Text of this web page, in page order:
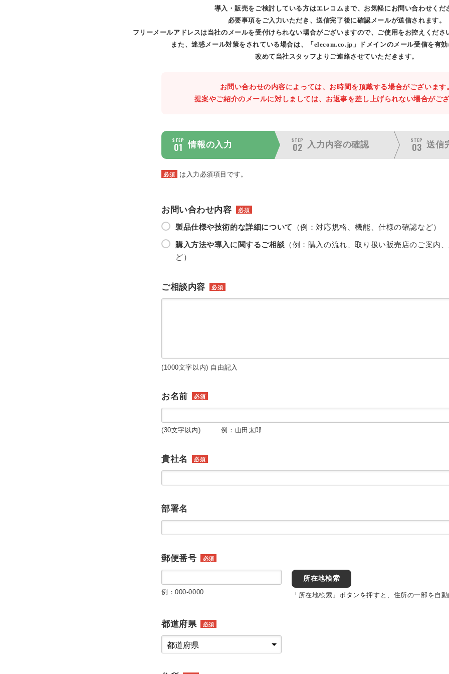
導入・販売をご検討している方はエレコムまで、お気軽にお問い合わせくだ
必要事項をご入力いただき、送信完了後に確認メールが送信されます。
フリーメールアドレスは当社のメールを受付けられない場合がございますので、ご使用をお控えくださ
また、迷惑メール対策をされている場合は、「elecom.co.jp」ドメインのメール受信を有効
改めて当社スタッフよりご連絡させていただきます。
お問い合わせの内容によっては、お時間を頂戴する場合がございます
提案やご紹介のメールに対しましては、お返事を差し上げられない場合がござ
STEP
01 情報の入力
STEP
02 入力内容の確認
STEP
03 送信
必須 は入力必須項目です。
お問い合わせ内容 必須
製品仕様や技術的な詳細について （例：対応規格、機能、仕様の確認など）
購入方法や導入に関するご相談 （例：購入の流れ、取り扱い販売店のご案内
ど）
ご相談内容 必須
(1000文字以内) 自由記入
お名前 必須
(30文字以内) 例：山田太郎
貴社名 必須
部署名
郵便番号 必須
例：000-0000
所在地検索
「所在地検索」ボタンを押すと、住所の一部を自動
都道府県 必須